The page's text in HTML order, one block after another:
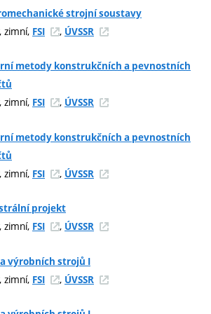
strojní soustavy
zimní, FSI , ÚVSSR
metody konstrukčních a pevnostních
zimní, FSI , ÚVSSR
metody konstrukčních a pevnostních
zimní, FSI , ÚVSSR
projekt
zimní, FSI , ÚVSSR
výrobních strojů I
zimní, FSI , ÚVSSR